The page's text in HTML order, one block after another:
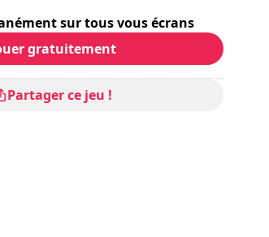
sur tous vous écrans
gratuitement
Partager ce jeu !